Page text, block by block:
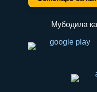
Мубодила